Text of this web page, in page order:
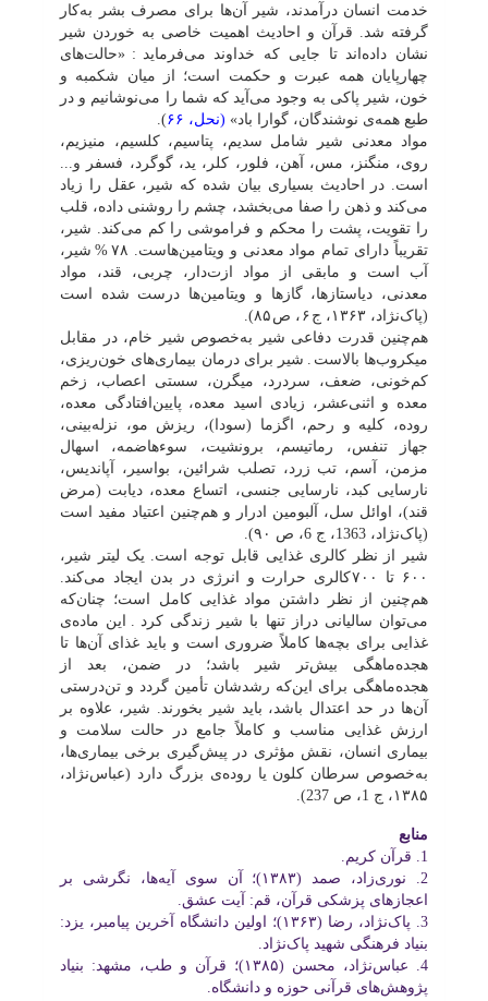
خدمت انسان درآمدند، شیر آن‌ها براى مصرف بشر به‌کار
گرفته شد. قرآن و احادیث اهمیت خاصى به خوردن شیر
نشان داده‌اند تا جایى که خداوند مى‌فرماید : «حالت‌های
چهارپایان همه عبرت و حکمت است؛ از میان شکمبه و
خون، شیر پاکى به وجود مى‌آید که شما را مى‌نوشانیم و در
طبع همه‌ى نوشندگان، گوارا باد» (نحل، ۶۶
).
مواد معدنى شیر شامل سدیم، پتاسیم، کلسیم، منیزیم،
روى، منگنز، مس، آهن، فلور، کلر، ید، گوگرد، فسفر و...
است. در احادیث بسیاری بیان شده که شیر، عقل را زیاد
می‌کند و ذهن را صفا مى‌بخشد، چشم را روشنى داده، قلب
را تقویت، پشت را محکم و فراموشى را کم مى‌کند. شیر،
تقریباً داراى تمام مواد معدنى و ویتامین‌هاست. ٧٨
% شیر،
آب است و مابقی از مواد ازت‌دار، چربى، قند، مواد
معدنى، دیاستازها، گازها و ویتامین‌ها درست شده است
(پاک‌نژاد، ١٣۶٣، ج ۶ ، ص ٨۵).
هم‌چنین قدرت دفاعى شیر به‌خصوص شیر خام، در مقابل
میکروب‌ها بالاست . شیر براى درمان بیمارى‌هاى خون‌ریزى،
کم‌خونى، ضعف، سردرد، میگرن، سستى اعصاب، زخم
معده و اثنی‌عشر، زیادى اسید معده، پایین‌افتادگی معده،
روده، کلیه و رحم، اگزما (سودا)، ریزش مو، نزله‌بینى،
جهاز تنفس، رماتیسم، برونشیت، سوءهاضمه، اسهال
مزمن، آسم، تب زرد، تصلب شرائین، بواسیر، آپاندیس،
نارسایى کبد، نارسایى جنسى، اتساع معده، دیابت (مرض
قند)، اوائل سل، آلبومین ادرار و هم‌چنین اعتیاد مفید است
(پاک‌نژاد، 1363، ج 6، ص ٩٠).
شیر از نظر کالرى غذایى قابل توجه است. یک لیتر شیر،
۶٠٠ تا ٧٠٠ کالرى حرارت و انرژى در بدن ایجاد مى‌کند.
هم‌چنین از نظر داشتن مواد غذایى کامل است؛ چنان‌که
مى‌توان سالیانى دراز تنها با شیر زندگى کرد .
این ماده‌ی
غذایی براى بچه‌ها کاملاً ضرورى است و باید غذاى آن‌ها تا
هجده‌ماهگى بیش‌تر شیر باشد؛ در ضمن، بعد از
هجده‌ماهگى براى این‌که رشدشان تأمین گردد و تن‌درستى
آن‌ها در حد اعتدال باشد، باید شیر بخورند. شیر، علاوه بر
ارزش غذایى مناسب و کاملاً جامع در حالت سلامت و
بیمارى انسان، نقش مؤثرى در پیش‌گیرى برخى بیماری‌ها،
به‌خصوص سرطان کلون یا روده‌ى بزرگ دارد (عباس‌نژاد،
١٣٨۵، ج 1، ص 237).
منابع
1. قرآن کریم.
2. نوری‌زاد، صمد (١٣٨٣)؛ آن سوی آیه‌ها، نگرشی بر
اعجازهای پزشکی قرآن، قم: آیت عشق.
3. پاک‌نژاد، رضا (١٣۶٣)؛ اولین دانشگاه آخرین پیامبر، یزد:
بنیاد فرهنگی شهید پاک‌نژاد.
4. عباس‌نژاد، محسن (١٣٨۵)؛ قرآن و طب، مشهد: بنیاد
پژوهش‌های قرآنی حوزه و دانشگاه.